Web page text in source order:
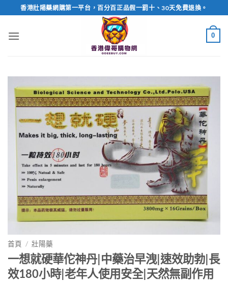
to
content
香港壯陽藥網購第一平台，百分百正品假一罰十、30天免費退換。
0
首頁 / 壯陽藥
一想就硬華佗神丹|中藥治早洩|速效助勃|長
效180小時|老年人使用安全|天然無副作用